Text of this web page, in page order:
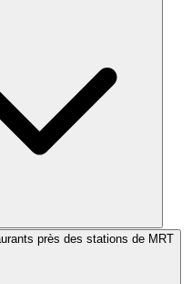
près des stations de MRT